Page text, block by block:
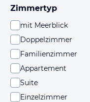
Zimmertyp
mit Meerblick
Doppelzimmer
Familienzimmer
Appartement
Suite
Einzelzimmer